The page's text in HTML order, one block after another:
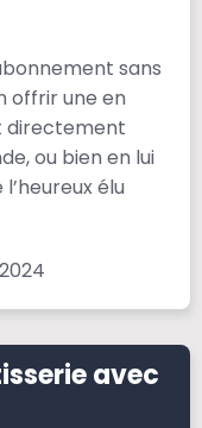
sans
offrir une en
directement
ou bien en lui
élu
avec